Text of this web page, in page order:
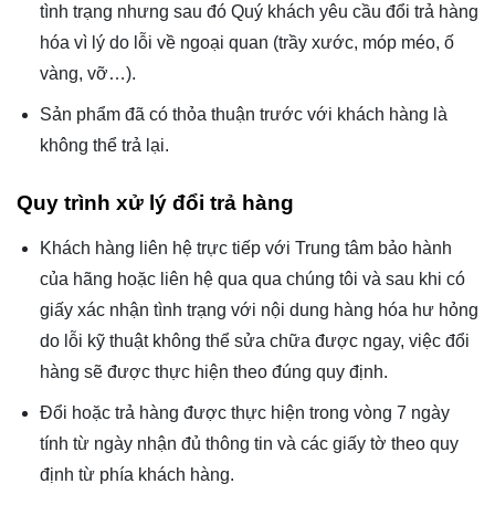
tình trạng nhưng sau đó Quý khách yêu cầu đổi trả hàng
hóa vì lý do lỗi về ngoại quan (trầy xước, móp méo, ố
vàng, vỡ…).
Sản phẩm đã có thỏa thuận trước với khách hàng là
không thể trả lại.
Quy trình xử lý đổi trả hàng
Khách hàng liên hệ trực tiếp với Trung tâm bảo hành
của hãng hoặc liên hệ qua qua chúng tôi và sau khi có
giấy xác nhận tình trạng với nội dung hàng hóa hư hỏng
do lỗi kỹ thuật không thể sửa chữa được ngay, việc đổi
hàng sẽ được thực hiện theo đúng quy định.
Đổi hoặc trả hàng được thực hiện trong vòng 7 ngày
tính từ ngày nhận đủ thông tin và các giấy tờ theo quy
định từ phía khách hàng.